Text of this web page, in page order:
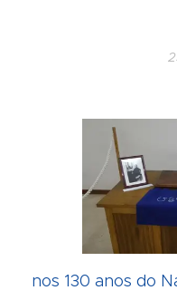
nos 130 anos do